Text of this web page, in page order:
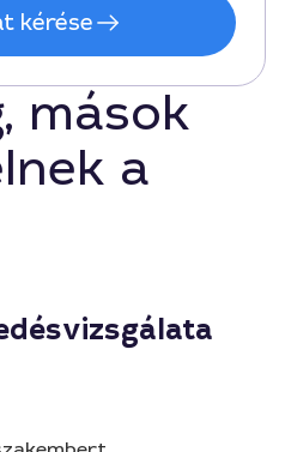
kérése
mások
a